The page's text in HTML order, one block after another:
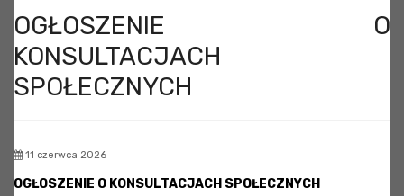
OGŁOSZENIE O
KONSULTACJACH
SPOŁECZNYCH
11 czerwca 2026
OGŁOSZENIE O KONSULTACJACH SPOŁECZNYCH